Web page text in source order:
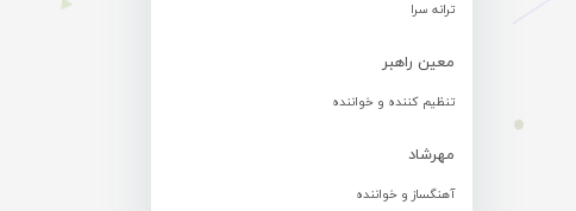
ترانه سرا
معین راهبر
تنظیم کننده و خواننده
مهرشاد
آهنگساز و خواننده